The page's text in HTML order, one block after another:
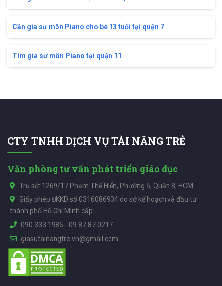
Cần gia sư môn Piano cho bé 13 tuổi tại quận 7
Tìm gia sư môn Piano tại quận 11
CTY TNHH DỊCH VỤ TÀI NĂNG TRẺ
Văn phòng tư vấn phát triển giáo dục
Trụ sở: 1269/17 Phạm Thế Hiển, Phường 5, Quận 8, HCM
Giấy phép ĐKKD số 0316086934 do sở kế hoạch và đầu tư
thành phố Hồ Chí Minh cấp
090.333.1985 - 09.87.87.0217
giasutainangtre.vn@gmail.com